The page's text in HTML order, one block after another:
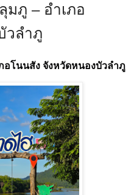
มภู – อำเภอ
วลำภู
อโนนสัง จังหวัดหนองบัวลำภู